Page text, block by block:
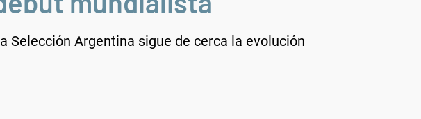
Selección Argentina sigue de cerca la evolución